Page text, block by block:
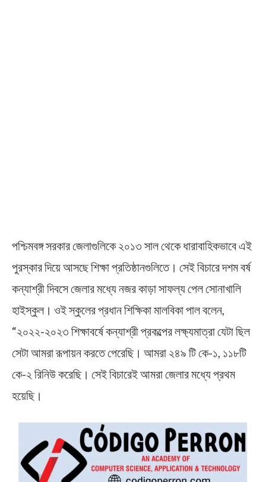
পশ্চিমবঙ্গ সরকার জেলাগুলিকে ২০১৩ সাল থেকে ধারাবাহিকভাবে এই
পুরস্কার দিয়ে আসছে শিক্ষা প্রতিষ্ঠানগুলিতে। সেই বিচারে দশম বর্ষ
কন্যাশ্রী দিবসে জেলার মধ্যে নজর কাড়া সাফল্য পেল সোনাখালি
হাইস্কুল। ওই স্কুলের প্রধান শিক্ষিকা মালবিকা পাল বলেন,
“২০২২-২০২৩ শিক্ষাবর্ষে কন্যাশ্রী প্রকল্পের লক্ষ্যমাত্রা যেটা ছিল
সেটা আমরা রূপায়ন করতে পেরেছি। আমরা ২৪৯ টি কে-১, ১১৮টি
কে-২ রিনিউ করেছি। সেই বিচারেই আমরা জেলার মধ্যে প্রথম
হয়েছি।